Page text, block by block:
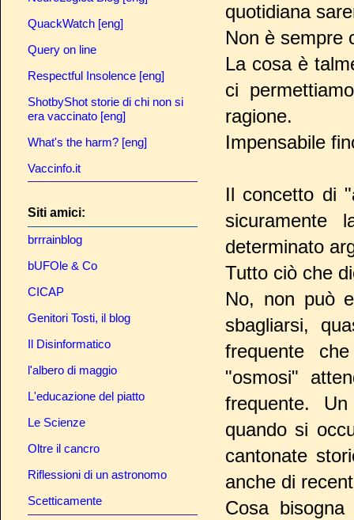
quotidiana
Non è sempre
La cosa è
ci
ragione.
Impensabile
Il concetto di
sicuramente
determinato
Tutto ciò che
No, non può
sbagliarsi,
frequente
"osmosi"
frequente.
quando si
cantonate
anche di
Cosa
QuackWatch [eng]
Query on line
Respectful Insolence [eng]
ShotbyShot storie di chi non si
era vaccinato [eng]
What's the harm? [eng]
Vaccinfo.it
Siti amici:
brrrainblog
bUFOle & Co
CICAP
Genitori Tosti, il blog
Il Disinformatico
l'albero di maggio
L'educazione del piatto
Le Scienze
Oltre il cancro
Riflessioni di un astronomo
Scetticamente